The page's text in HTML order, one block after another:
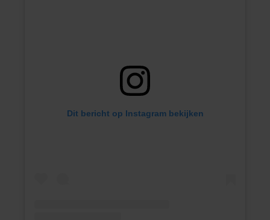
Dit bericht op Instagram bekijken